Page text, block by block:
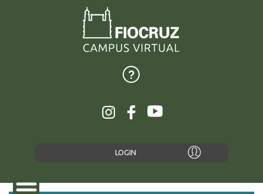
LOGIN